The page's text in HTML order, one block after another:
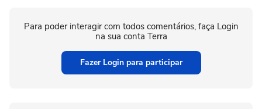
Para poder interagir com todos comentários, faça Login
na sua conta Terra
Fazer Login para participar